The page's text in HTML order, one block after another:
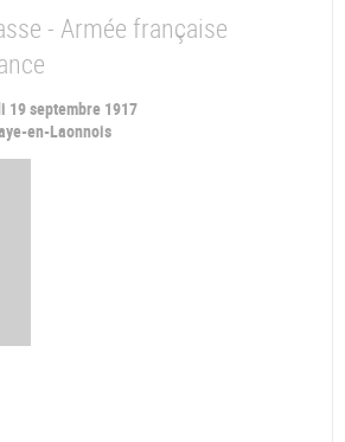
- Armée française
19 septembre 1917
en-Laonnois